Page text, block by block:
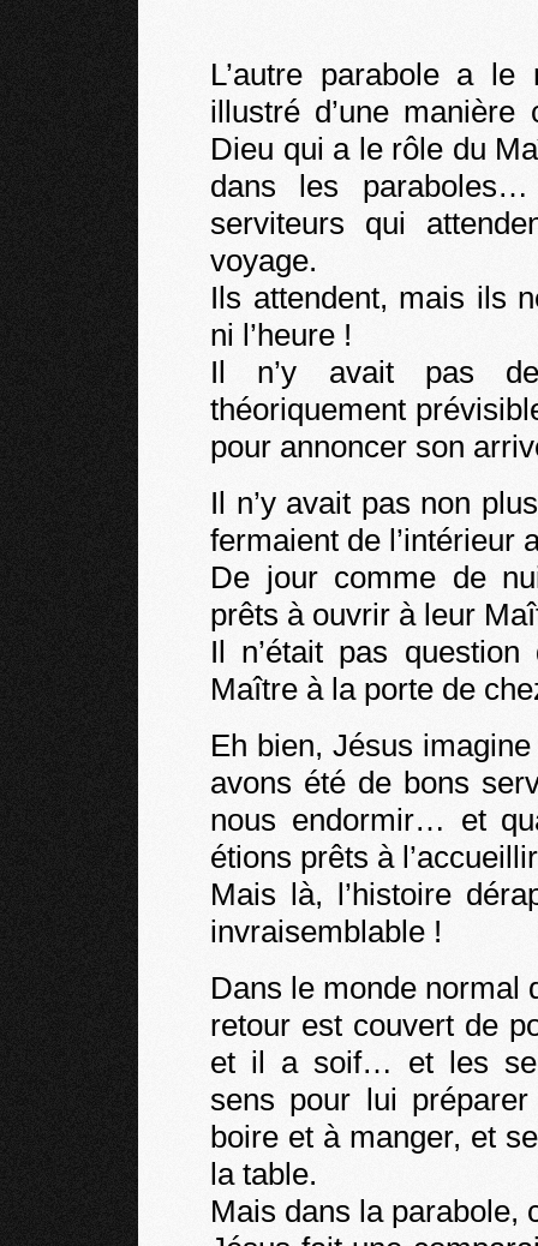
L’autre parabole a
illustré d’une manière
Dieu qui a le rôle du
dans les
serviteurs qui
voyage.
Ils attendent, mais ils
ni l’heure !
Il n’y avait pas
théoriquement
pour annoncer son
Il n’y avait pas non
fermaient de l’intérieur
De jour comme de
prêts à ouvrir à leur
Il n’était pas
Maître à la porte de
Eh bien, Jésus
avons été de bons
nous endormir… et
étions prêts à
Mais là, l’histoire
invraisemblable !
Dans le monde normal
retour est couvert de
et il a soif… et les
sens pour lui
boire et à manger, et
la table.
Mais dans la parabole,